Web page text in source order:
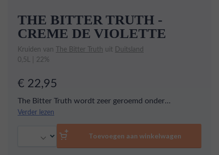
THE BITTER TRUTH -
CREME DE VIOLETTE
Kruiden van The Bitter Truth uit Duitsland
0,5L | 22%
€ 22,95
The Bitter Truth wordt zeer geroemd onder
bartenders. Ze staan bekend om hun pure likeuren
waarin de smaak prachtig naar voren komt. Zo ook bij
deze violen likeur.
Verder lezen
Toevoegen aan winkelwagen